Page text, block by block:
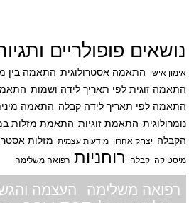
נושאים פופולריים
אימון אישי התאמה אסטרולוגית התאמה בין
התאמה זוגית לפי תאריך לידה ושמות
התאמה לפי תאריך לידה קבלה התאמה
נומרולוגית התאמת זוגיות התאמת מזלות
הקבלה יצחק אהרון מודעות עצמית מזלות
מיסטיקה קבלה רוחניות רפואה משלימה
רפואה משלימה העצמה